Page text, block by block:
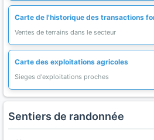
Carte de l'historique des transactions
Ventes de terrains dans le secteur
Carte des exploitations agricoles
Sieges d'exploitations proches
Sentiers de randonnée